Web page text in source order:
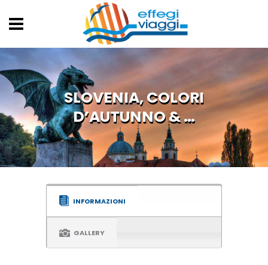
SLOVENIA, COLORI
D’AUTUNNO & …
INFORMAZIONI
GALLERY